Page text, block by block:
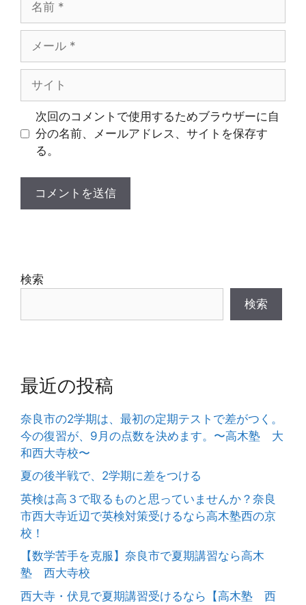
ル
次回のコメントで使用するためブラウザーに自
分の名前、メールアドレス、サイトを保存す
る。
検索
検索
最近の投稿
奈良市の2学期は、最初の定期テストで差がつく。
今の復習が、9月の点数を決めます。〜高木塾 大
和西大寺校〜
夏の後半戦で、2学期に差をつける
英検は高３で取るものと思っていませんか？奈良
市西大寺近辺で英検対策受けるなら高木塾西の京
校！
【数学苦手を克服】奈良市で夏期講習なら高木
塾 西大寺校
西大寺・伏見で夏期講習受けるなら【高木塾 西